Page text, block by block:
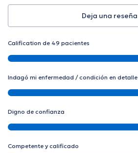
Deja una reseña
Calification de 49 pacientes
Indagó mi enfermedad / condición en detalle
Digno de confianza
Competente y calificado